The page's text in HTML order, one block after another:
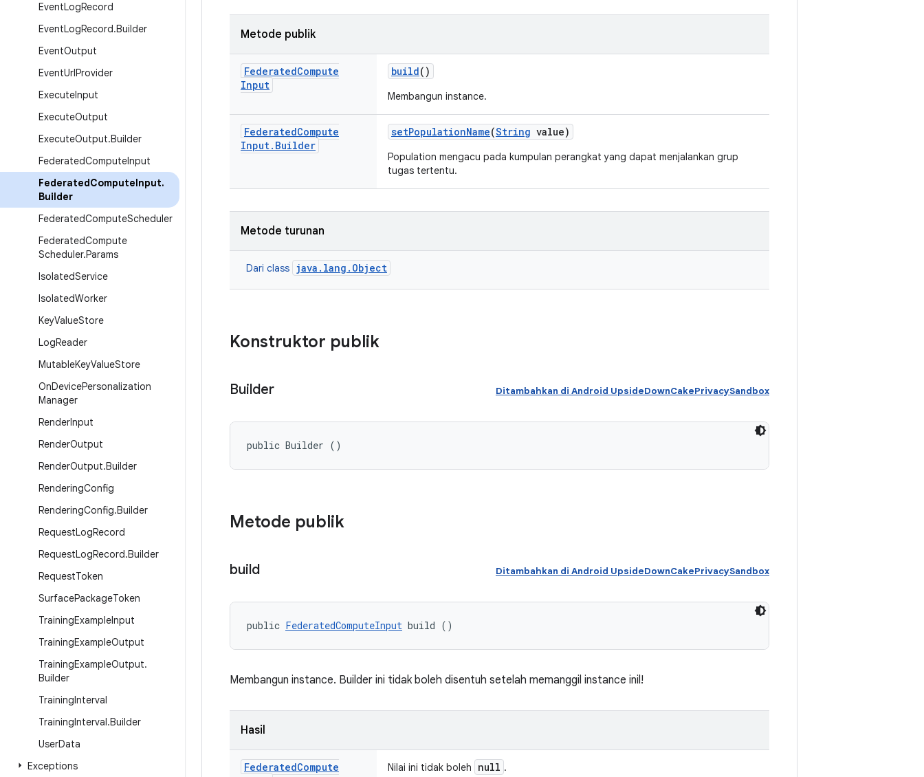
EventLogRecord
EventLogRecord.Builder
EventOutput
EventUrlProvider
ExecuteInput
ExecuteOutput
ExecuteOutput.Builder
FederatedComputeInput
FederatedComputeInput.
Builder
FederatedComputeScheduler
FederatedCompute
Scheduler.Params
IsolatedService
IsolatedWorker
KeyValueStore
LogReader
MutableKeyValueStore
OnDevicePersonalization
Manager
RenderInput
RenderOutput
RenderOutput.Builder
RenderingConfig
RenderingConfig.Builder
RequestLogRecord
RequestLogRecord.Builder
RequestToken
SurfacePackageToken
TrainingExampleInput
TrainingExampleOutput
TrainingExampleOutput.
Builder
TrainingInterval
TrainingInterval.Builder
UserData
Exceptions
Metode publik
FederatedCompute
Input
build()
Membangun instance.
FederatedCompute
Input. Builder
setPopulationName(String value)
Population mengacu pada kumpulan perangkat yang dapat menjalankan grup
tugas tertentu.
Metode turunan
Dari class java.lang.Object
Konstruktor publik
Builder Ditambahkan di Android UpsideDownCakePrivacySandbox
public Builder ()
Metode publik
build Ditambahkan di Android UpsideDownCakePrivacySandbox
public FederatedComputeInput build ()
Membangun instance. Builder ini tidak boleh disentuh setelah memanggil instance inil!
Hasil
FederatedCompute
Nilai ini tidak boleh null .